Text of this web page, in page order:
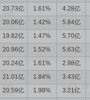
20.73亿 1.61% 4.28亿
20.06亿 1.42% 5.84亿
19.82亿 1.47% 5.70亿
20.96亿 1.52% 5.63亿
20.24亿 1.61% 2.98亿
21.01亿 1.84% 3.43亿
20.59亿 1.98% 3.21亿